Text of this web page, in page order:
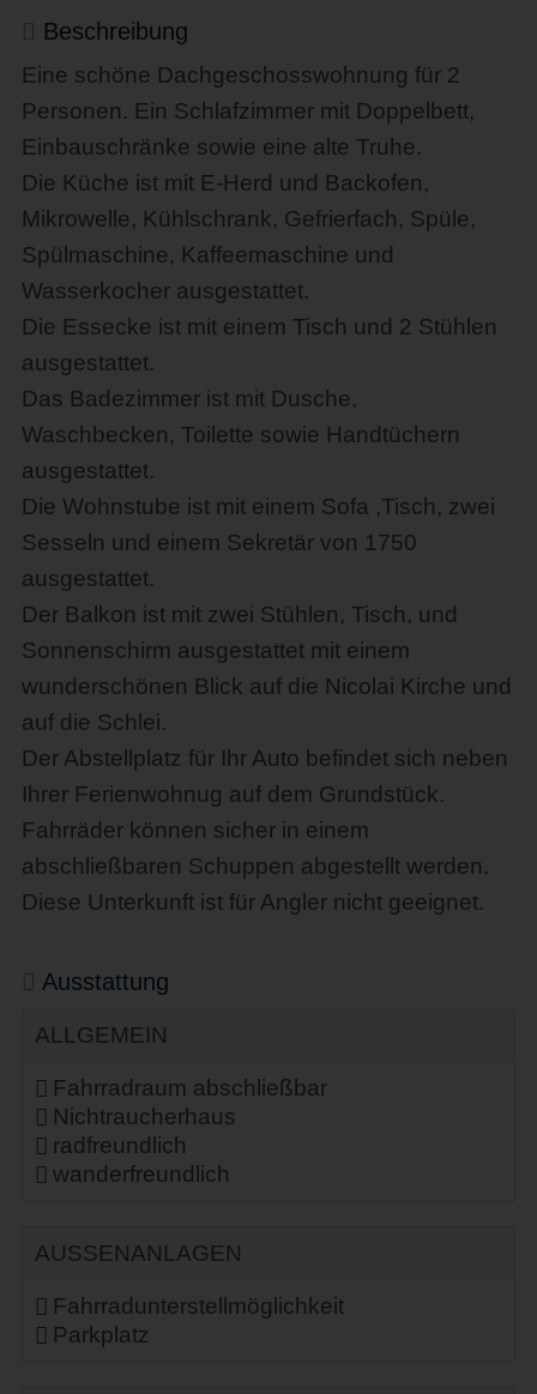
Beschreibung
Eine schöne Dachgeschosswohnung für 2
Personen. Ein Schlafzimmer mit Doppelbett,
Einbauschränke sowie eine alte Truhe.
Die Küche ist mit E-Herd und Backofen,
Mikrowelle, Kühlschrank, Gefrierfach, Spüle,
Spülmaschine, Kaffeemaschine und
Wasserkocher ausgestattet.
Die Essecke ist mit einem Tisch und 2 Stühlen
ausgestattet.
Das Badezimmer ist mit Dusche,
Waschbecken, Toilette sowie Handtüchern
ausgestattet.
Die Wohnstube ist mit einem Sofa ,Tisch, zwei
Sesseln und einem Sekretär von 1750
ausgestattet.
Der Balkon ist mit zwei Stühlen, Tisch, und
Sonnenschirm ausgestattet mit einem
wunderschönen Blick auf die Nicolai Kirche und
auf die Schlei.
Der Abstellplatz für Ihr Auto befindet sich neben
Ihrer Ferienwohnug auf dem Grundstück.
Fahrräder können sicher in einem
abschließbaren Schuppen abgestellt werden.
Diese Unterkunft ist für Angler nicht geeignet.
Ausstattung
ALLGEMEIN
Fahrradraum abschließbar
Nichtraucherhaus
radfreundlich
wanderfreundlich
AUSSENANLAGEN
Fahrradunterstellmöglichkeit
Parkplatz